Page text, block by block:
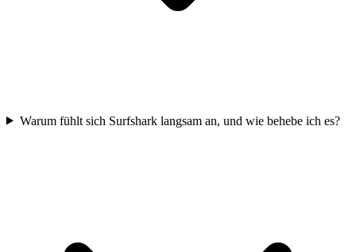
Warum fühlt sich Surfshark langsam an, und wie behebe ich es?